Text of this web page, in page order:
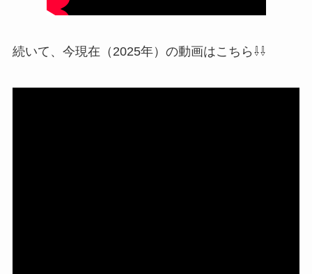
続いて、今現在（2025年）の動画はこちら⇩⇩